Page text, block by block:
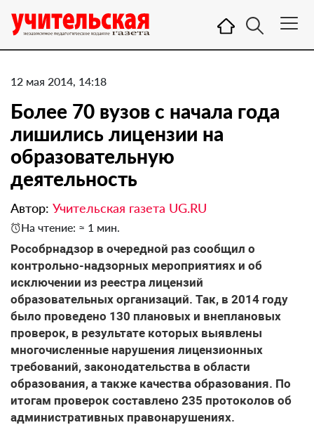
12 мая 2014, 14:18
Более 70 вузов с начала года
лишились лицензии на
образовательную
деятельность
Автор: Учительская газета UG.RU
На чтение: ≈ 1 мин.
Рособрнадзор в очередной раз сообщил о
контрольно-надзорных мероприятиях и об
исключении из реестра лицензий
образовательных организаций. Так, в 2014 году
было проведено 130 плановых и внеплановых
проверок, в результате которых выявлены
многочисленные нарушения лицензионных
требований, законодательства в области
образования, а также качества образования. По
итогам проверок составлено 235 протоколов об
административных правонарушениях.